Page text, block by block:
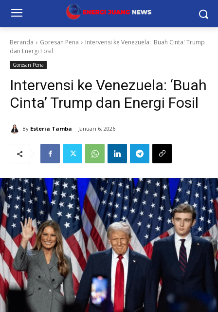
Beranda Goresan Pena
Intervensi ke Venezuela: 'Buah Cinta' Trump
dan Energi Fosil
Goresan Pena
Intervensi ke Venezuela: ‘Buah
Cinta’ Trump dan Energi Fosil
By Esteria Tamba Januari 6, 2026